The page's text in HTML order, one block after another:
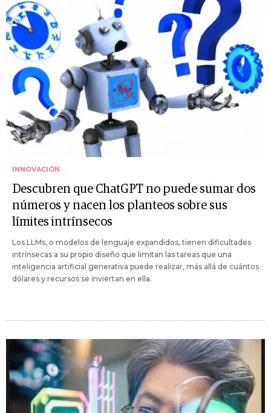
INNOVACIÓN
Descubren que ChatGPT no puede sumar dos
números y nacen los planteos sobre sus
límites intrínsecos
Los LLMs, o modelos de lenguaje expandidos, tienen dificultades
intrínsecas a su propio diseño que limitan las tareas que una
inteligencia artificial generativa puede realizar, más allá de cuántos
dólares y recursos se inviertan en ella.